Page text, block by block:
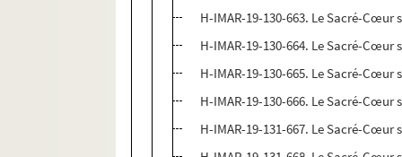
H-IMAR-19-130-663. Le Sacré-Cœur
H-IMAR-19-130-664. Le Sacré-Cœur
H-IMAR-19-130-665. Le Sacré-Cœur
H-IMAR-19-130-666. Le Sacré-Cœur
H-IMAR-19-131-667. Le Sacré-Cœur